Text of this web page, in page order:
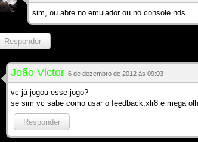
sim, ou abre no emulador ou no console nds
Responder
João Victor 6 de dezembro de 2012 às 09:03
vc já jogou esse jogo?
se sim vc sabe como usar o feedback,xlr8 e mega
Responder